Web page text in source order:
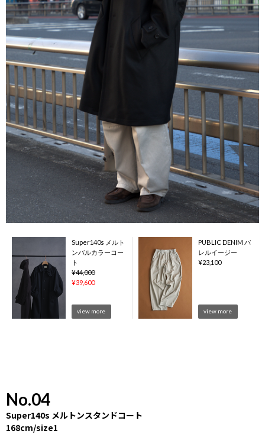
Super140s メルト
ンバルカラーコー
ト
¥44,000
¥39,600
view more
PUBLIC DENIM バ
レルイージー
¥23,100
view more
No.04
Super140s メルトンスタンドコート
168cm/size1